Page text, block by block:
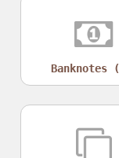
Banknotes